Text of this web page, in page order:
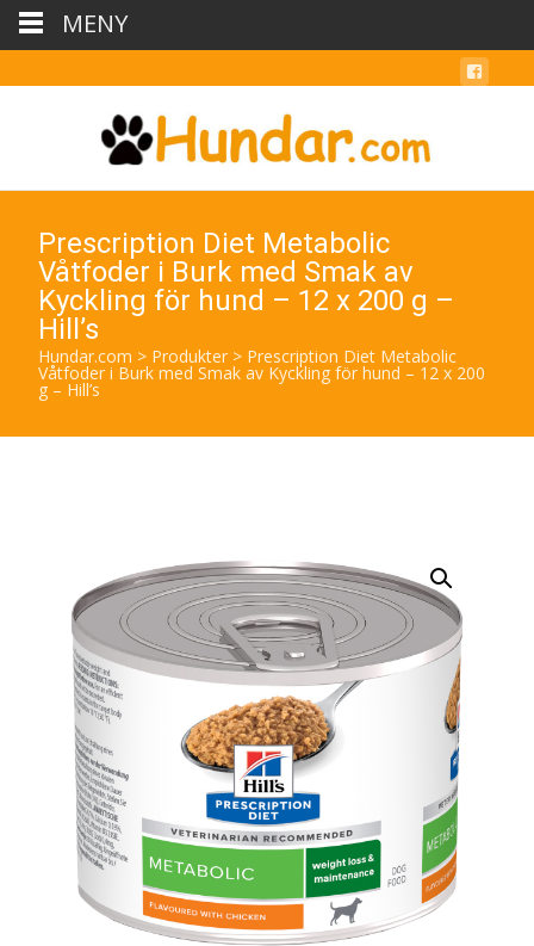
Prescription Diet Metabolic
Våtfoder i Burk med Smak av
Kyckling för hund – 12 x 200 g –
Hill’s
Hundar.com > Produkter > Prescription Diet Metabolic
Våtfoder i Burk med Smak av Kyckling för hund – 12 x 200
g – Hill’s
MENY